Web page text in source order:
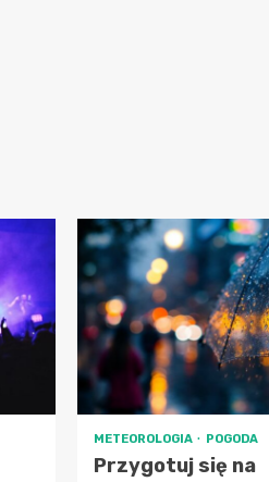
METEOROLOGIA POGODA
Przygotuj się na